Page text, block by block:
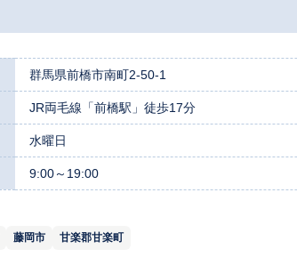
群馬県前橋市南町2-50-1
JR両毛線「前橋駅」徒歩17分
水曜日
9:00～19:00
藤岡市 甘楽郡甘楽町